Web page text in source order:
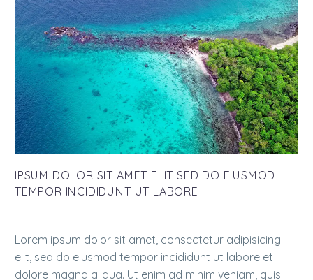
IPSUM DOLOR SIT AMET ELIT SED DO EIUSMOD
TEMPOR INCIDIDUNT UT LABORE
Lorem ipsum dolor sit amet, consectetur adipisicing
elit, sed do eiusmod tempor incididunt ut labore et
dolore magna aliqua. Ut enim ad minim veniam, quis